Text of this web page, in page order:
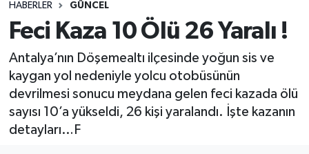
HABERLER GÜNCEL
Feci Kaza 10 Ölü 26 Yaralı !
Antalya’nın Döşemealtı ilçesinde yoğun sis ve
kaygan yol nedeniyle yolcu otobüsünün
devrilmesi sonucu meydana gelen feci kazada ölü
sayısı 10’a yükseldi, 26 kişi yaralandı. İşte kazanın
detayları…F
GÜNCEL
KÜLTÜR
MAGAZİN
ÖZEL HABER
Son Dakika Haberleri
Haber Arşivi